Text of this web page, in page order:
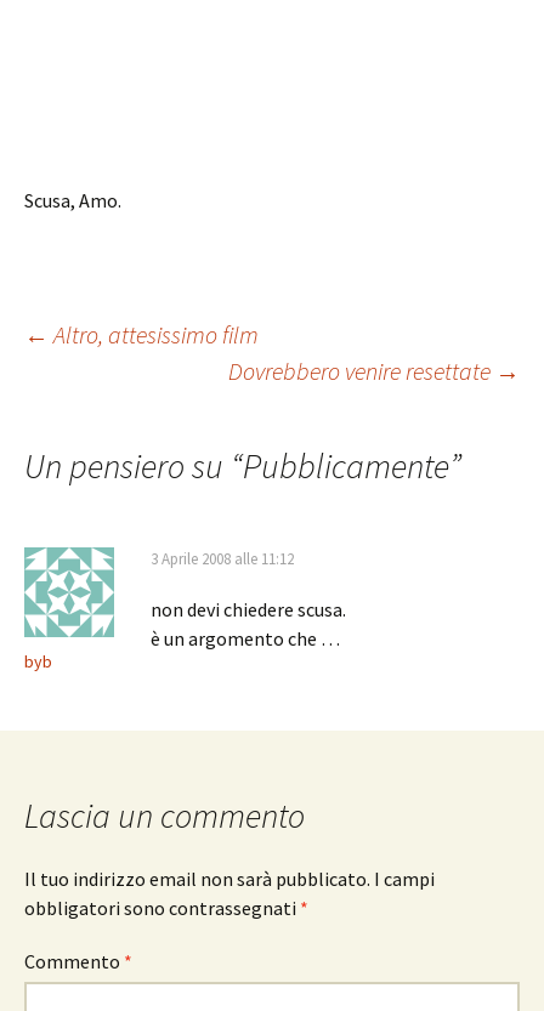
Scusa, Amo.
Navigazione
← Altro, attesissimo film
Dovrebbero venire resettate →
Un pensiero su “Pubblicamente”
byb
3 Aprile 2008 alle 11:12
non devi chiedere scusa.
è un argomento che …
Lascia un commento
Il tuo indirizzo email non sarà pubblicato. I campi
obbligatori sono contrassegnati *
Commento *